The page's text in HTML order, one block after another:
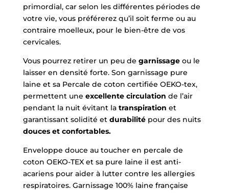
primordial, car selon les différentes périodes de
votre vie, vous préférerez qu’il soit ferme ou au
contraire moelleux, pour le bien-être de vos
cervicales.
Vous pourrez retirer un peu de garnissageou le
laisser en densité forte. Son garnissage pure
laine et sa Percale de coton certifiée OEKO-tex,
permettent une excellente circulation de l’air
pendant la nuit évitant la transpiration et
garantissant solidité etdurabilitépour des nuits
douces et confortables.
Enveloppe douce au toucher en percale de
coton OEKO-TEX et sa pure laine il est anti-
acariens pour aider à lutter contre les allergies
respiratoires. Garnissage 100% laine française